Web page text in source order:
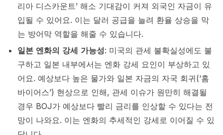
리아 디스카운트’ 해소 기대감이 커져 외국인 자금이 유
입될 수 있어요. 이는 달러 공급을 늘려 환율 상승을 막
는 방어막 역할을 해줄 수 있습니다.
일본 엔화의 강세 가능성: 미국의 관세 불확실성에도 불
구하고 일본 내부에서는 엔화 강세 요인이 부상하고 있
어요. 예상보다 높은 물가와 일본 자금의 자국 회귀(‘홈
바이어스’) 현상으로 인해, 관세 이슈가 원만히 해결될
경우 BOJ가 예상보다 빨리 금리를 인상할 수 있다는 전
망이 나와요. 이는 엔화의 추세적인 강세로 이어질 수 있